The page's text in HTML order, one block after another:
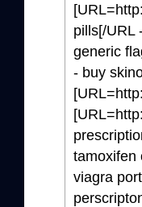
pills[/URL
generic
- buy
tamoxifen
viagra